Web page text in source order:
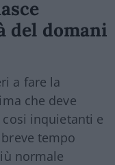
del domani
a fare la
che deve
inquietanti e
tempo
normale